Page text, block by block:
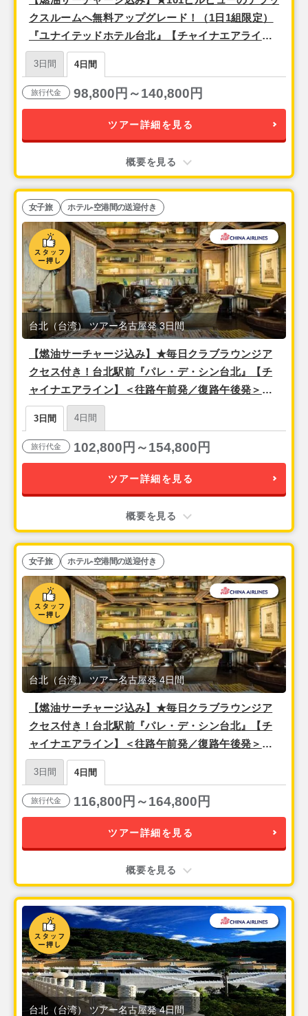
クスルームへ無料アップグレード！（1日1組限定）
『ユナイテッドホテル台北』【チャイナエアライ
ン】＜往路午前発／復路午後発＞安心の空港送迎付
き！ 3泊4日間
3日間 4日間
旅行代金 98,800円～140,800円
ツアー詳細を見る
概要を見る
【燃油サーチャージ込み】★毎日クラブラウンジア
クセス付き！台北駅前『パレ・デ・シン台北』【チ
ャイナエアライン】＜往路午前発／復路午後発＞安
心の空港送迎付き！ 2泊3日間
台北（台湾） ツアー名古屋発 3日間
女子旅 ホテル-空港間の送迎付き
3日間 4日間
旅行代金 102,800円～154,800円
ツアー詳細を見る
概要を見る
【燃油サーチャージ込み】★毎日クラブラウンジア
クセス付き！台北駅前『パレ・デ・シン台北』【チ
ャイナエアライン】＜往路午前発／復路午後発＞安
心の空港送迎付き！ 3泊4日間
台北（台湾） ツアー名古屋発 4日間
女子旅 ホテル-空港間の送迎付き
3日間 4日間
旅行代金 116,800円～164,800円
ツアー詳細を見る
概要を見る
台北（台湾） ツアー名古屋発 4日間